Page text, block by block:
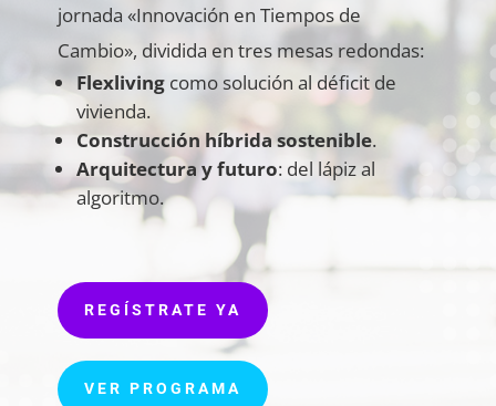
jornada «Innovación en Tiempos de
Cambio», dividida en tres mesas redondas:
Flexlivingcomo solución al déficit de
vivienda.
Construcción híbrida sostenible.
Arquitectura y futuro: del lápiz al
algoritmo.
REGÍSTRATE YA
VER PROGRAMA